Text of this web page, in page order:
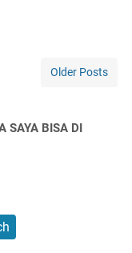
Older Posts
SAYA BISA DI